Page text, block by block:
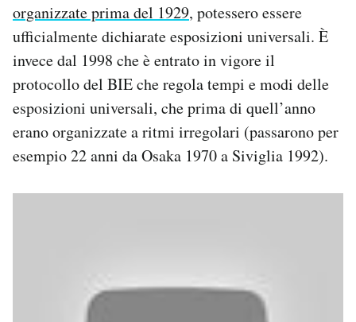
organizzate prima del 1929, potessero essere
ufficialmente dichiarate esposizioni universali. È
invece dal 1998 che è entrato in vigore il
protocollo del BIE che regola tempi e modi delle
esposizioni universali, che prima di quell’anno
erano organizzate a ritmi irregolari (passarono per
esempio 22 anni da Osaka 1970 a Siviglia 1992).